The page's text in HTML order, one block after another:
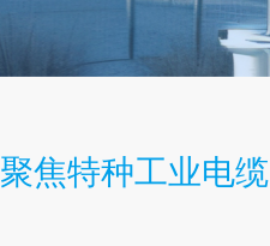
聚焦特种工业电缆